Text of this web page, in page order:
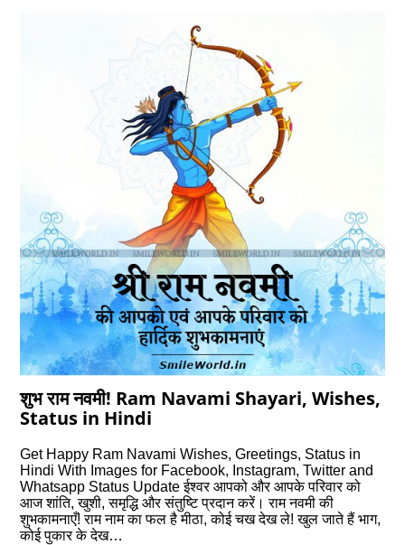
शुभ राम नवमी! Ram Navami Shayari, Wishes,
Status in Hindi
Get Happy Ram Navami Wishes, Greetings, Status in
Hindi With Images for Facebook, Instagram, Twitter and
Whatsapp Status Update ईश्वर आपको और आपके परिवार को
आज शांति, खुशी, समृद्धि और संतुष्टि प्रदान करें। राम नवमी की
शुभकामनाएँ! राम नाम का फल है मीठा, कोई चख देख ले! खुल जाते हैं भाग,
कोई पुकार के देख…